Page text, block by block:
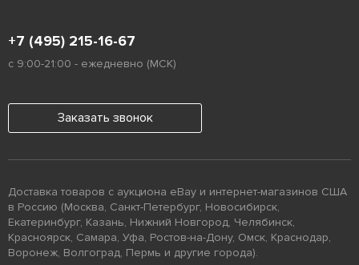
+7 (495) 215-16-67
с 9:00-21:00 - ежедневно (МСК)
Заказать звонок
Доставка товаров с аукциона eBay и интернет-магазинов США
в Россию (Москва, Санкт-Петербург, Новосибирск,
Екатеринбург, Казань, Нижний Новгород, Челябинск,
Красноярск, Самара, Уфа, Ростов-на-Дону, Омск, Краснодар,
Воронеж, Волгоград, Пермь и другие города).